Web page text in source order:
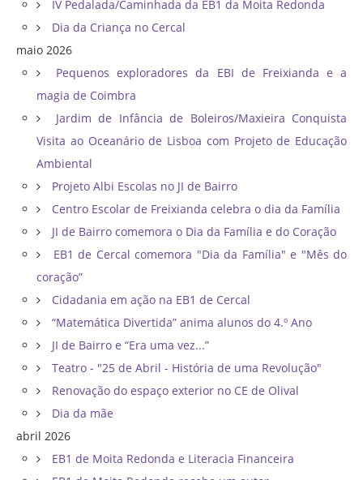
IV Pedalada/Caminhada da EB1 da Moita Redonda
Dia da Criança no Cercal
maio 2026
Pequenos exploradores da EBI de Freixianda e a
magia de Coimbra
Jardim de Infância de Boleiros/Maxieira Conquista
Visita ao Oceanário de Lisboa com Projeto de Educação
Ambiental
Projeto Albi Escolas no JI de Bairro
Centro Escolar de Freixianda celebra o dia da Família
JI de Bairro comemora o Dia da Família e do Coração
EB1 de Cercal comemora "Dia da Família" e "Mês do
coração”
Cidadania em ação na EB1 de Cercal
“Matemática Divertida” anima alunos do 4.º Ano
JI de Bairro e “Era uma vez...”
Teatro - "25 de Abril - História de uma Revolução"
Renovação do espaço exterior no CE de Olival
Dia da mãe
abril 2026
EB1 de Moita Redonda e Literacia Financeira